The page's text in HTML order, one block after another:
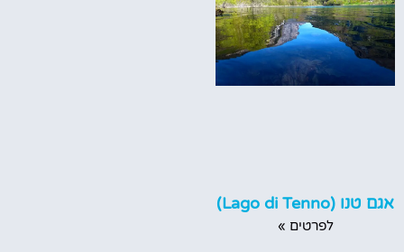
אגם טנו (Lago di Tenno)
לפרטים »